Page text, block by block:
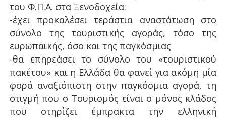
του Φ.Π.Α. στα Ξενοδοχεία:
-έχει προκαλέσει τεράστια αναστάτωση στο
σύνολο της τουριστικής αγοράς, τόσο της
ευρωπαϊκής, όσο και της παγκόσμιας
-θα επηρεάσει το σύνολο του «τουριστικού
πακέτου» και η Ελλάδα θα φανεί για ακόμη μία
φορά αναξιόπιστη στην παγκόσμια αγορά, τη
στιγμή που ο Τουρισμός είναι ο μόνος κλάδος
που στηρίζει έμπρακτα την ελληνική